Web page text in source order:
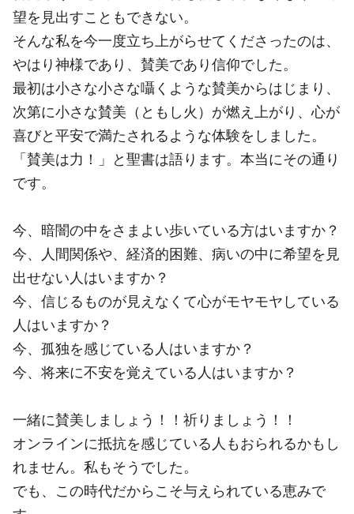
望を見出すこともできない。
そんな私を今一度立ち上がらせてくださったのは、
やはり神様であり、賛美であり信仰でした。
最初は小さな小さな囁くような賛美からはじまり、
次第に小さな賛美（ともし火）が燃え上がり、心が
喜びと平安で満たされるような体験をしました。
「賛美は力！」と聖書は語ります。本当にその通り
です。
今、暗闇の中をさまよい歩いている方はいますか？
今、人間関係や、経済的困難、病いの中に希望を見
出せない人はいますか？
今、信じるものが見えなくて心がモヤモヤしている
人はいますか？
今、孤独を感じている人はいますか？
今、将来に不安を覚えている人はいますか？
一緒に賛美しましょう！！祈りましょう！！
オンラインに抵抗を感じている人もおられるかもし
れません。私もそうでした。
でも、この時代だからこそ与えられている恵みで